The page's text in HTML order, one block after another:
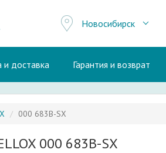
Новосибирск
и доставка Гарантия и возврат
000 683B-SX
000 683B-SX